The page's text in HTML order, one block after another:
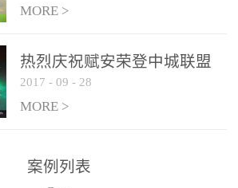
火灾
成。
相
多可
最多
MORE >
热烈庆祝赋安荣登中城联盟
联合采购战略合作平台
2017 - 09 - 28
MORE >
案例列表